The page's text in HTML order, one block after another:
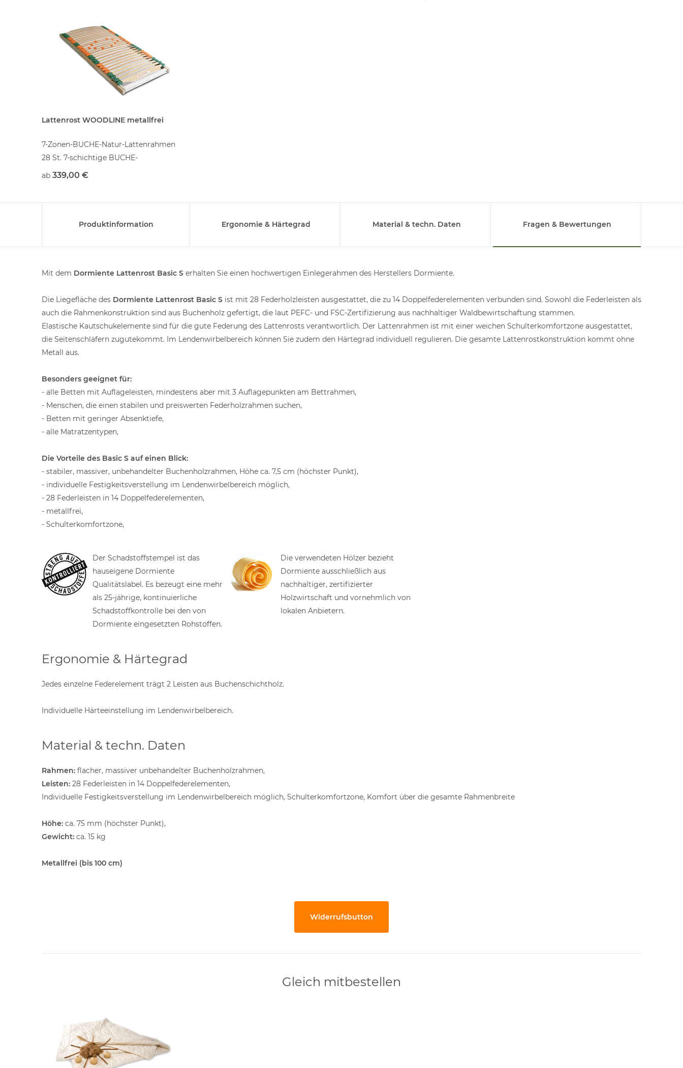
in
Lattenrost WOODLINE metallfrei
7-Zonen-BUCHE-Natur-Lattenrahmen
28 St. 7-schichtige BUCHE-
Federholzleisten
metallfreier Buche massiv Lattenrost -
kontrolliert, gesunde Qualität, MADE in
unbehandelte Natur - Oberflächen
ab 339,00 €
metallfreier Buche massiv Lattenrost -
kontrolliert, gesunde Qualität, MADE in
unbehandelte Natur - Oberflächen
Produktinformation Ergonomie & Härtegrad Material & techn. Daten Fragen & Bewertungen
Mit dem Dormiente Lattenrost Basic S erhalten Sie einen hochwertigen Einlegerahmen des Herstellers Dormiente.
Die Liegefläche des Dormiente Lattenrost Basic S ist mit 28 Federholzleisten ausgestattet, die zu 14 Doppelfederelementen verbunden sind. Sowohl die Federleisten als
auch die Rahmenkonstruktion sind aus Buchenholz gefertigt, die laut PEFC- und FSC-Zertifizierung aus nachhaltiger Waldbewirtschaftung stammen.
Elastische Kautschukelemente sind für die gute Federung des Lattenrosts verantwortlich. Der Lattenrahmen ist mit einer weichen Schulterkomfortzone ausgestattet,
die Seitenschläfern zugutekommt. Im Lendenwirbelbereich können Sie zudem den Härtegrad individuell regulieren. Die gesamte Lattenrostkonstruktion kommt ohne
Metall aus.
Besonders geeignet für:
- alle Betten mit Auflageleisten, mindestens aber mit 3 Auflagepunkten am Bettrahmen,
- Menschen, die einen stabilen und preiswerten Federholzrahmen suchen,
- Betten mit geringer Absenktiefe,
- alle Matratzentypen,
Die Vorteile des Basic S auf einen Blick:
- stabiler, massiver, unbehandelter Buchenholzrahmen, Höhe ca. 7,5 cm (höchster Punkt),
- individuelle Festigkeitsverstellung im Lendenwirbelbereich möglich,
- 28 Federleisten in 14 Doppelfederelementen,
- metallfrei,
- Schulterkomfortzone,
Der Schadstoffstempel ist das
hauseigene Dormiente
Qualitätslabel. Es bezeugt eine mehr
als 25-jährige, kontinuierliche
Schadstoffkontrolle bei den von
Dormiente eingesetzten Rohstoffen.
Die verwendeten Hölzer bezieht
Dormiente ausschließlich aus
nachhaltiger, zertifizierter
Holzwirtschaft und vornehmlich von
lokalen Anbietern.
Ergonomie & Härtegrad
Jedes einzelne Federelement trägt 2 Leisten aus Buchenschichtholz.
Individuelle Härteeinstellung im Lendenwirbelbereich.
Material & techn. Daten
Rahmen: flacher, massiver unbehandelter Buchenholzrahmen,
Leisten: 28 Federleisten in 14 Doppelfederelementen,
Individuelle Festigkeitsverstellung im Lendenwirbelbereich möglich, Schulterkomfortzone, Komfort über die gesamte Rahmenbreite
Höhe: ca. 75 mm (höchster Punkt),
Gewicht: ca. 15 kg
Metallfrei (bis 100 cm)
Widerrufsbutton
Gleich mitbestellen